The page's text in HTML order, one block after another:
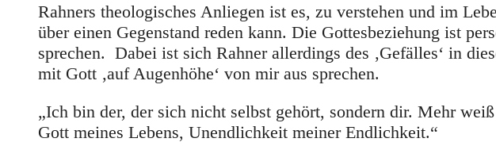
Rahners theologisches Anliegen ist es, zu verstehen und im
über einen Gegenstand reden kann. Die Gottesbeziehung ist
sprechen. Dabei ist sich Rahner allerdings des ‚Gefälles‘ in
mit Gott ‚auf Augenhöhe‘ von mir aus sprechen.
„Ich bin der, der sich nicht selbst gehört, sondern dir. Mehr
Gott meines Lebens, Unendlichkeit meiner Endlichkeit.“